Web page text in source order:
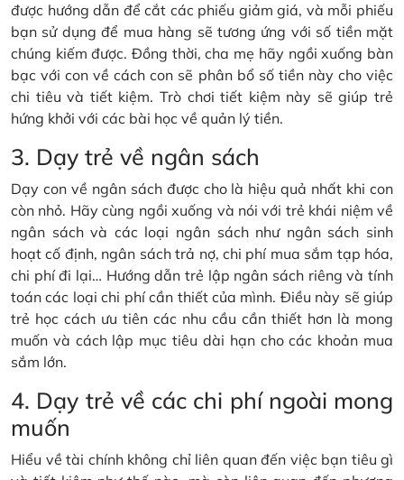
được hướng dẫn để cắt các phiếu giảm giá, và mỗi phiếu
bạn sử dụng để mua hàng sẽ tương ứng với số tiền mặt
chúng kiếm được. Đồng thời, cha mẹ hãy ngồi xuống bàn
bạc với con về cách con sẽ phân bổ số tiền này cho việc
chi tiêu và tiết kiệm. Trò chơi tiết kiệm này sẽ giúp trẻ
hứng khởi với các bài học về quản lý tiền.
3. Dạy trẻ về ngân sách
Dạy con về ngân sách được cho là hiệu quả nhất khi con
còn nhỏ. Hãy cùng ngồi xuống và nói với trẻ khái niệm về
ngân sách và các loại ngân sách như ngân sách sinh
hoạt cố định, ngân sách trả nợ, chi phí mua sắm tạp hóa,
chi phí đi lại… Hướng dẫn trẻ lập ngân sách riêng và tính
toán các loại chi phí cần thiết của mình. Điều này sẽ giúp
trẻ học cách ưu tiên các nhu cầu cần thiết hơn là mong
muốn và cách lập mục tiêu dài hạn cho các khoản mua
sắm lớn.
4. Dạy trẻ về các chi phí ngoài mong
muốn
Hiểu về tài chính không chỉ liên quan đến việc bạn tiêu gì